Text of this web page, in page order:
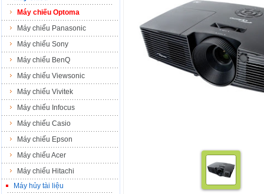
Máy chiếu Optoma
Máy chiếu Panasonic
Máy chiếu Sony
Máy chiếu BenQ
Máy chiếu Viewsonic
Máy chiếu Vivitek
Máy chiếu Infocus
Máy chiếu Casio
Máy chiếu Epson
Máy chiếu Acer
Máy chiếu Hitachi
Máy hủy tài liệu